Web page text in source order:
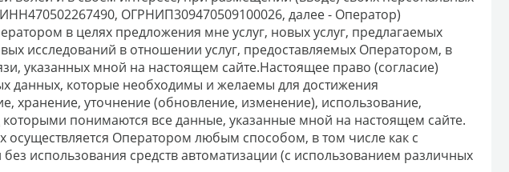
ОГРНИП309470509100026, далее - Оператор)
в целях предложения мне услуг, новых услуг, предлагаемых
исследований в отношении услуг, предоставляемых Оператором, в
указанных мной на настоящем сайте.Настоящее право (согласие)
данных, которые необходимы и желаемы для достижения
хранение, уточнение (обновление, изменение), использование,
понимаются все данные, указанные мной на настоящем сайте.
Оператором любым способом, в том числе как с
использования средств автоматизации (с использованием различных